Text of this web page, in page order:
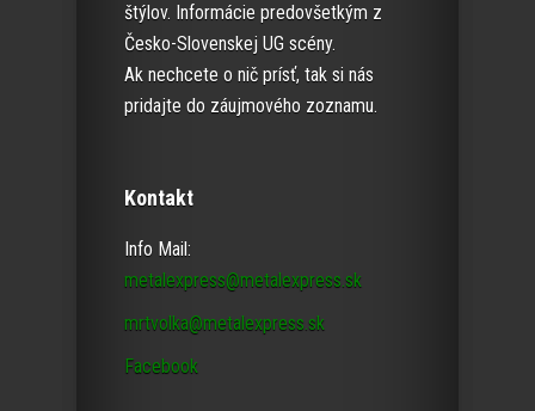
štýlov. Informácie predovšetkým z
Česko-Slovenskej UG scény.
Ak nechcete o nič prísť, tak si nás
pridajte do záujmového zoznamu.
Kontakt
Info Mail:
metalexpress@metalexpress.sk
mrtvolka@metalexpress.sk
Facebook